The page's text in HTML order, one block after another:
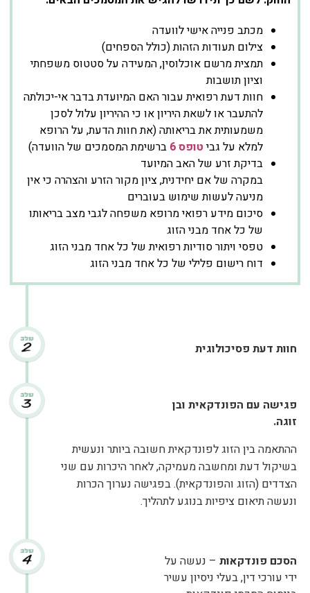
מכתב פנייה אישי לוועדה
צילום תעודות הזהות (כולל הספחים)
תמצית מרשם אוכלוסין, המעידה על סטטוס משפחתי
וציון תושבות
חוות דעת רפואית עבור האם המיועדת בדבר אי-יכולתה
להתעבר או לשאת היריון או כי ההיריון עלול לסכן
משמעותית את בריאותה (את חוות הדעת, על הרופא
למלא על גבי טופס 6 ברשימת המסמכים של הוועדה)
בדיקת זרע של האב המיועד
במקרה של אם יחידנית, ציון מקור הזרע והצהרה כי אין
מניעה לעשות שימוש בעוברים
סיכום מידע רפואי מרופא משפחה לגבי מצב בריאותו
של כל אחד מבני הזוג
טפסי ויתור סודיות רפואית של כל אחד מבני הזוג
דוח רישום פלילי של כל אחד מבני הזוג
חוות דעת פסיכולוגית
פגישה עם הפונדקאית ובן
זוגה.
ההתאמה בין הזוג לפונדקאית חשובה ביותר ונעשית
בשיקול דעת ומחשבה מעמיקה, לאחר היכרות עם שני
הצדדים (הזוג והפונדקאית). בפגישה נערוך הכרות
ונעשה תיאום ציפיות בנוגע לתהליך.
הסכם פונדקאות– נעשה על
ידי עורכי דין, בעלי ניסיון עשיר